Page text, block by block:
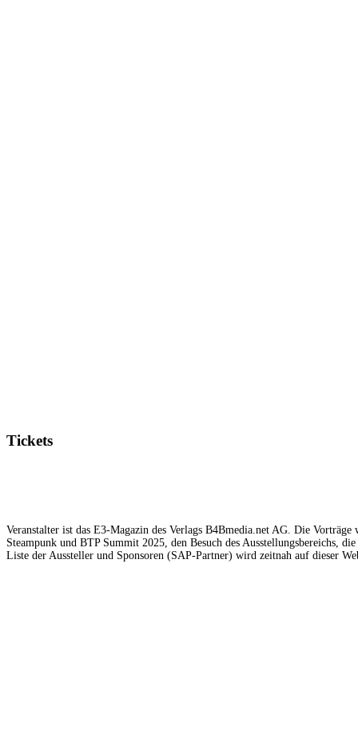
Tickets
Veranstalter ist das E3-Magazin des Verlags B4Bmedia.net AG. Die
Steampunk und BTP Summit 2025, den Besuch des Ausstellungsbereichs,
Liste der Aussteller und Sponsoren (SAP-Partner) wird zeitnah auf dieser